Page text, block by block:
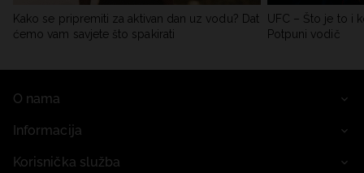
Kako se pripremiti za aktivan dan uz vodu? Dat
ćemo vam savjete što spakirati
UFC – Što je to i
Potpuni vodič
O nama
Informacija
Korisnička služba